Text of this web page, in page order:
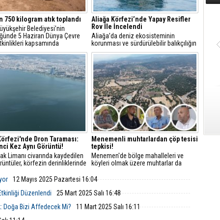
750 kilogram atık toplandı
Belediyesi’nin
5 Haziran Dünya Çevre
kapsamında
Mordoğan Kocakum
gerçekleştirilen kıyı ve deniz
yaklaşık 750 kilogram
Aliağa Körfezi’nde Yapay Resifler
Rov İle İncelendi
Aliağa’da deniz ekosisteminin
korunması ve sürdürülebilir balıkçılığın
desteklenmesi amacıyla yürütülen
“Aliağa Körfezi Yapay Resif Projesi”
kapsamında önemli bir inceleme
gerçekleştirildi.
Dron Taraması:
Kez Aynı Görüntü!
Limanı civarında kaydedilen
körfezin derinliklerinde
gün yüzüne çıkardı.
Menemenli muhtarlardan çöp tesisi
tepkisi!
Menemen'de bölge mahalleleri ve
köyleri olmak üzere muhtarlar da
çöp tesisine tepki gösterdi.
12 Mayıs 2025 Pazartesi 16:04
Düzenlendi
25 Mart 2025 Salı 16:48
Doğa Bizi Affedecek Mi?
11 Mart 2025 Salı 16:11